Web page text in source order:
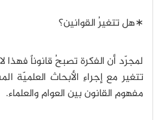
∗هل تتغيرُ القوانين؟
لمجرّد أن الفكرة تصبحُ قانوناً فهذا
تتغير مع إجراءِ الأبحاث العلميّة
مفهوم القانون بين العوام والعلماء.